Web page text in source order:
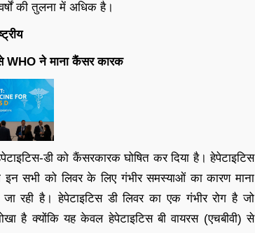
की तुलना में अधिक है।
WHO ने माना कैंसर कारक
डी को कैंसरकारक घोषित कर दिया है। हेपेटाइटिस
इन सभी को लिवर के लिए गंभीर समस्याओं का कारण माना
रही है। हेपेटाइटिस डी लिवर का एक गंभीर रोग है जो
है क्योंकि यह केवल हेपेटाइटिस बी वायरस (एचबीवी) से